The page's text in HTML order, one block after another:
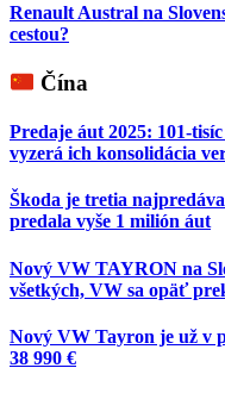
Renault Austral na
cestou?
Čína
Predaje áut 2025: 101-
vyzerá ich konsolidácia
Škoda je tretia
predala vyše 1 milión áut
Nový VW TAYRON na
všetkých, VW sa opäť
Nový VW Tayron je už v
38 990 €